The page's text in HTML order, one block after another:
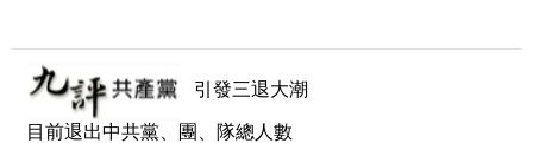
引發三退大潮
目前退出中共黨、團、隊總人數